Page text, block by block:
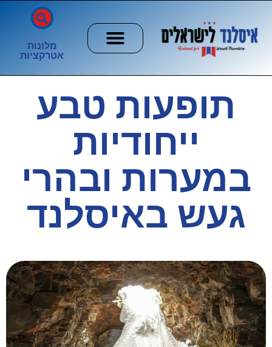
מלונות
אטרקציות
תופעות טבע
ייחודיות
במערות ובהרי
געש באיסלנד